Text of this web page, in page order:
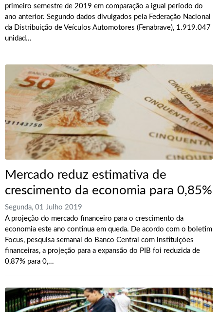
primeiro semestre de 2019 em comparação a igual período do
ano anterior. Segundo dados divulgados pela Federação Nacional
da Distribuição de Veículos Automotores (Fenabrave), 1.919.047
unidad...
Mercado reduz estimativa de
crescimento da economia para 0,85%
Segunda, 01 Julho 2019
A projeção do mercado financeiro para o crescimento da
economia este ano continua em queda. De acordo com o boletim
Focus, pesquisa semanal do Banco Central com instituições
financeiras, a projeção para a expansão do PIB foi reduzida de
0,87% para 0,...